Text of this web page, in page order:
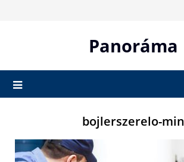
Panoráma
bojlerszerelo-min